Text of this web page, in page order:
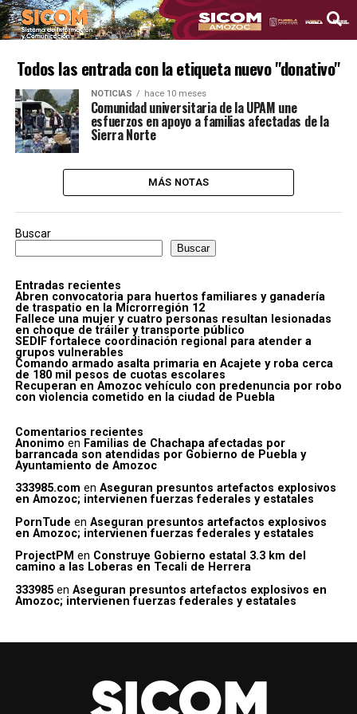
Todos las entrada con la etiqueta nuevo "donativo"
NOTICIAS hace 10 meses
Comunidad universitaria de la UPAM une
esfuerzos en apoyo a familias afectadas de la
Sierra Norte
MÁS NOTAS
Buscar
Buscar
Entradas recientes
Abren convocatoria para huertos familiares y ganadería
de traspatio en la Microrregión 12
Fallece una mujer y cuatro personas resultan lesionadas
en choque de tráiler y transporte público
SEDIF fortalece coordinación regional para atender a
grupos vulnerables
Comando armado asalta primaria en Acajete y roba cerca
de 180 mil pesos de cuotas escolares
Recuperan en Amozoc vehículo con predenuncia por robo
con violencia cometido en la ciudad de Puebla
Comentarios recientes
Anonimo en Familias de Chachapa afectadas por
barrancada son atendidas por Gobierno de Puebla y
Ayuntamiento de Amozoc
333985.com en Aseguran presuntos artefactos explosivos
en Amozoc; intervienen fuerzas federales y estatales
PornTude en Aseguran presuntos artefactos explosivos
en Amozoc; intervienen fuerzas federales y estatales
ProjectPM en Construye Gobierno estatal 3.3 km del
camino a las Loberas en Tecali de Herrera
333985en Aseguran presuntos artefactos explosivos en
Amozoc; intervienen fuerzas federales y estatales